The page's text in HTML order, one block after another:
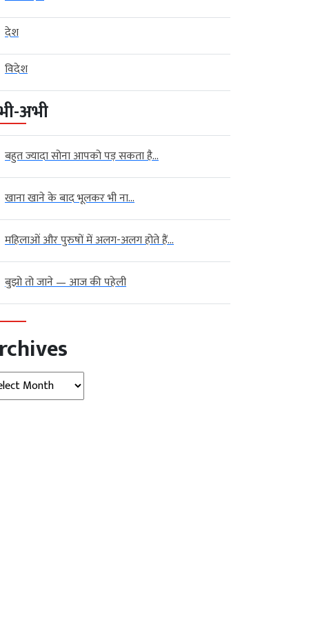
देश
विदेश
अभी
बहुत ज्यादा सोना आपको पड़ सकता है...
खाना खाने के बाद भूलकर भी ना...
महिलाओं और पुरुषों में अलग-अलग होते हैं...
बुझो तो जाने — आज की पहेली